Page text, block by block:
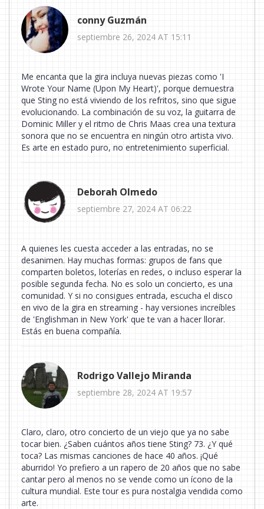
conny Guzmán
septiembre 26, 2024 AT 15:11
Me encanta que la gira incluya nuevas piezas como 'I
Wrote Your Name (Upon My Heart)', porque demuestra
que Sting no está viviendo de los refritos, sino que sigue
evolucionando. La combinación de su voz, la guitarra de
Dominic Miller y el ritmo de Chris Maas crea una textura
sonora que no se encuentra en ningún otro artista vivo.
Es arte en estado puro, no entretenimiento superficial.
Deborah Olmedo
septiembre 27, 2024 AT 06:22
A quienes les cuesta acceder a las entradas, no se
desanimen. Hay muchas formas: grupos de fans que
comparten boletos, loterías en redes, o incluso esperar la
posible segunda fecha. No es solo un concierto, es una
comunidad. Y si no consigues entrada, escucha el disco
en vivo de la gira en streaming - hay versiones increíbles
de 'Englishman in New York' que te van a hacer llorar.
Estás en buena compañía.
Rodrigo Vallejo Miranda
septiembre 28, 2024 AT 19:57
Claro, claro, otro concierto de un viejo que ya no sabe
tocar bien. ¿Saben cuántos años tiene Sting? 73. ¿Y qué
toca? Las mismas canciones de hace 40 años. ¡Qué
aburrido! Yo prefiero a un rapero de 20 años que no sabe
cantar pero al menos no se vende como un ícono de la
cultura mundial. Este tour es pura nostalgia vendida como
arte.